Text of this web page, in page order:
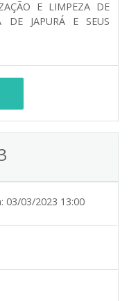
E LIMPEZA DE
DE JAPURÁ E SEUS
03/03/2023 13:00